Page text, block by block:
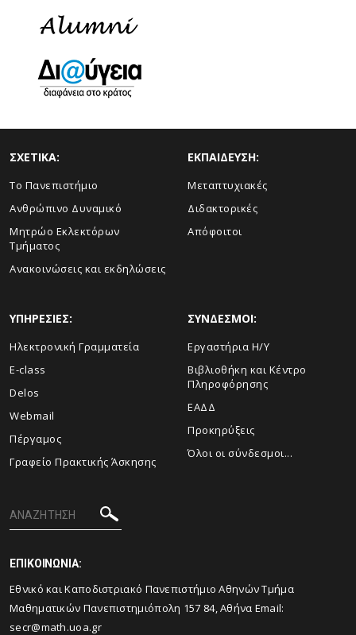
ΣΧΕΤΙΚΑ:
Το Πανεπιστήμιο
Ανθρώπινο Δυναμικό
Μητρώο Εκλεκτόρων
Τμήματος
Ανακοινώσεις και εκδηλώσεις
ΕΚΠΑΙΔΕΥΣΗ:
Μεταπτυχιακές
Διδακτορικές
Απόφοιτοι
ΥΠΗΡΕΣΙΕΣ:
Ηλεκτρονική Γραμματεία
E-class
Delos
Webmail
Πέργαμος
Γραφείο Πρακτικής Άσκησης
ΣΥΝΔΕΣΜΟΙ:
Εργαστήρια Η/Υ
Βιβλιοθήκη και Κέντρο
Πληροφόρησης
ΕΑΔΔ
Προκηρύξεις
Όλοι οι σύνδεσμοι...
ΕΠΙΚΟΙΝΩΝΙΑ:
Εθνικό και Καποδιστριακό Πανεπιστήμιο Αθηνών Τμήμα
Μαθηματικών Πανεπιστημιόπολη 157 84, Αθήνα Email:
secr@math.uoa.gr